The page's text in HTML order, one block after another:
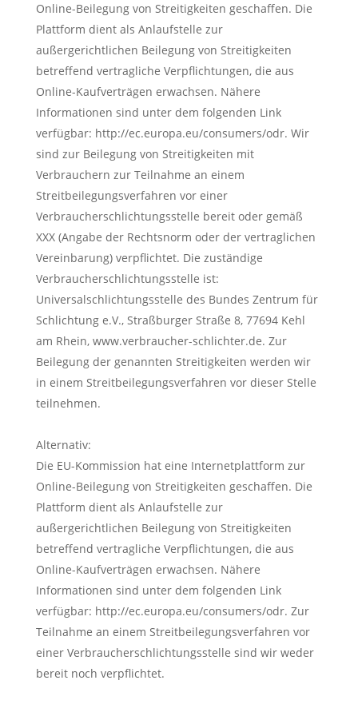
Online-Beilegung von Streitigkeiten geschaffen. Die
Plattform dient als Anlaufstelle zur
außergerichtlichen Beilegung von Streitigkeiten
betreffend vertragliche Verpflichtungen, die aus
Online-Kaufverträgen erwachsen. Nähere
Informationen sind unter dem folgenden Link
verfügbar: http://ec.europa.eu/consumers/odr. Wir
sind zur Beilegung von Streitigkeiten mit
Verbrauchern zur Teilnahme an einem
Streitbeilegungsverfahren vor einer
Verbraucherschlichtungsstelle bereit oder gemäß
XXX (Angabe der Rechtsnorm oder der vertraglichen
Vereinbarung) verpflichtet. Die zuständige
Verbraucherschlichtungsstelle ist:
Universalschlichtungsstelle des Bundes Zentrum für
Schlichtung e.V., Straßburger Straße 8, 77694 Kehl
am Rhein, www.verbraucher-schlichter.de. Zur
Beilegung der genannten Streitigkeiten werden wir
in einem Streitbeilegungsverfahren vor dieser Stelle
teilnehmen.
Alternativ:
Die EU-Kommission hat eine Internetplattform zur
Online-Beilegung von Streitigkeiten geschaffen. Die
Plattform dient als Anlaufstelle zur
außergerichtlichen Beilegung von Streitigkeiten
betreffend vertragliche Verpflichtungen, die aus
Online-Kaufverträgen erwachsen. Nähere
Informationen sind unter dem folgenden Link
verfügbar: http://ec.europa.eu/consumers/odr. Zur
Teilnahme an einem Streitbeilegungsverfahren vor
einer Verbraucherschlichtungsstelle sind wir weder
bereit noch verpflichtet.